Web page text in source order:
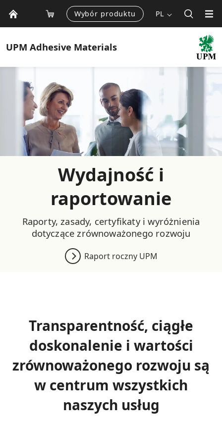
Wybór produktu PL
UPM Adhesive Materials
Wydajność i
raportowanie
Raporty, zasady, certyfikaty i wyróżnienia
dotyczące zrównoważonego rozwoju
Raport roczny UPM
Transparentność, ciągłe
doskonalenie i wartości
zrównoważonego rozwoju są
w centrum wszystkich
naszych usług